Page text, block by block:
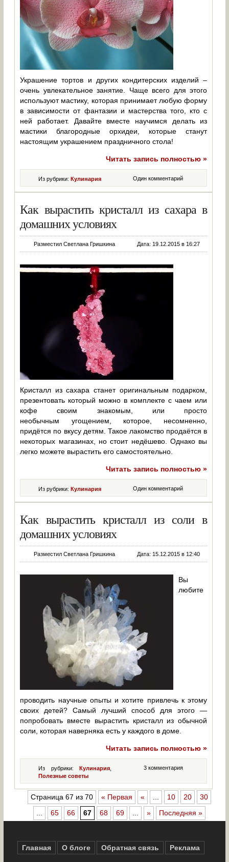
Украшение тортов и других кондитерских изделий –
очень увлекательное занятие. Чаще всего для этого
используют мастику, которая принимает любую форму
в зависимости от фантазии и мастерства того, кто с
ней работает. Давайте вместе научимся делать из
мастики благородные орхидеи, которые станут
настоящим украшением праздничного стола!
Читать запись полностью »
Один комментарий
Из рубрики:Кулинария
Как вырастить кристалл из сахара в
домашних условиях
Разместил Светлана Гришкина Дата: 19.12.2015 в 16:27
Кристалл из сахара станет оригинальным подарком,
презентовать который можно в комплекте с чаем или
кофе своим знакомым, или просто
необычным угощением, которое, несомненно,
придётся по вкусу детям. Такое лакомство продаётся в
некоторых магазинах, но стоит недёшево. Однако вы
легко можете вырастить его самостоятельно.
Читать запись полностью »
Один комментарий
Из рубрики:Кулинария
Как вырастить кристалл из соли в
домашних условиях
Разместил Светлана Гришкина Дата: 15.12.2015 в 12:40
Вы
любите
проводить научные опыты и хотите привлечь к этому
своих детей? Самый лучший способ для этого —
попробовать вместе вырастить кристалл из обычной
соли, которая наверняка есть у каждого в доме.
Читать запись полностью »
3 комментария
Из рубрики:Кулинария
Полезные советы
Страница 67 из 70 « Первая « 10 20
30
65 66 67 68 69 » Последняя »
Главная О блоге Обратная связь Реклама